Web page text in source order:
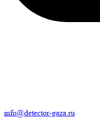
info@detector-gaza.ru